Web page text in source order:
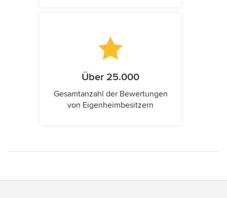
Über 25.000
Gesamtanzahl der Bewertungen
von Eigenheimbesitzern